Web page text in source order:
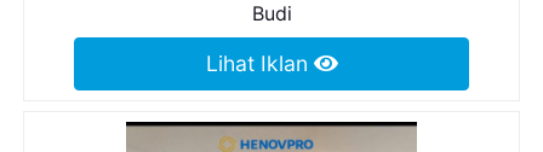
Budi
Lihat Iklan